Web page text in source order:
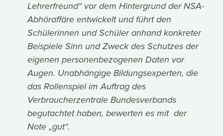
Lehrerfreund“ vor dem Hintergrund der NSA-
Abhöraffäre entwickelt und führt den
Schülerinnen und Schüler anhand konkreter
Beispiele Sinn und Zweck des Schutzes der
eigenen personenbezogenen Daten vor
Augen. Unabhängige Bildungsexperten, die
das Rollenspiel im Auftrag des
Verbraucherzentrale Bundesverbands
begutachtet haben, bewerten es mit der
Note „gut“.